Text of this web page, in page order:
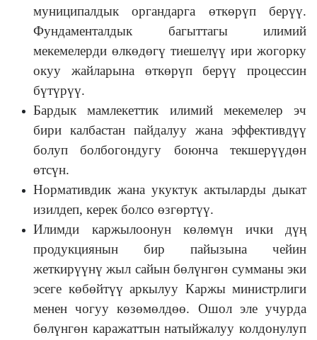
муниципалдык органдарга өткөрүп берүү.
Фундаменталдык багыттагы илимий
мекемелерди өлкөдөгү тиешелүү ири жогорку
окуу жайларына өткөрүп берүү процессин
бүтүрүү.
Бардык мамлекеттик илимий мекемелер эч
бири калбастан пайдалуу жана эффективдүү
болуп болбогондугу боюнча текшерүүдөн
өтсүн.
Нормативдик жана укуктук актыларды дыкат
изилдеп, керек болсо өзгөртүү.
Илимди каржылоонун көлөмүн ички дүң
продукциянын бир пайызына чейин
жеткирүүнү жыл сайын бөлүнгөн сумманы эки
эсеге көбөйтүү аркылуу Каржы министрлиги
менен чогуу көзөмөлдөө. Ошол эле учурда
бөлүнгөн каражаттын натыйжалуу колдонулуп